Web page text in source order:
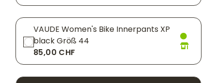
VAUDE Women's Bike Innerpants XP
black Größ 44
85,00 CHF